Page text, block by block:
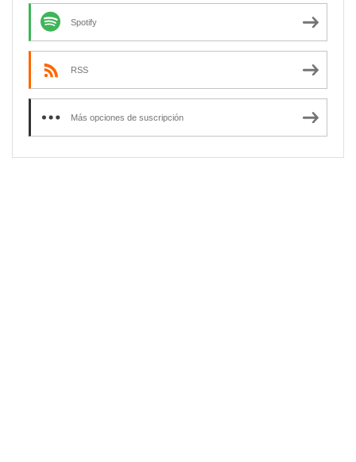
Spotify
RSS
Más opciones de suscripción